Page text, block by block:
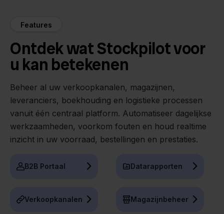
Features
Ontdek wat Stockpilot voor
u kan betekenen
Beheer al uw verkoopkanalen, magazijnen,
leveranciers, boekhouding en logistieke processen
vanuit één centraal platform. Automatiseer dagelijkse
werkzaamheden, voorkom fouten en houd realtime
inzicht in uw voorraad, bestellingen en prestaties.
B2B Portaal Datarapporten
Verkoopkanalen Magazijnbeheer